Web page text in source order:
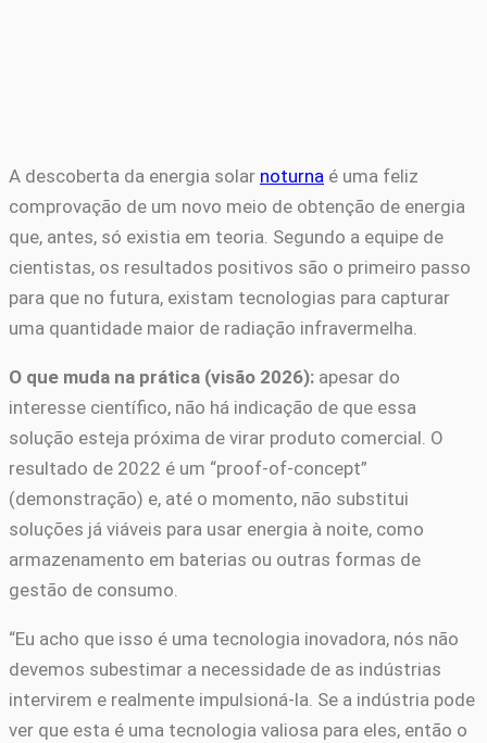
A descoberta da energia solar noturna é uma feliz
comprovação de um novo meio de obtenção de energia
que, antes, só existia em teoria. Segundo a equipe de
cientistas, os resultados positivos são o primeiro passo
para que no futura, existam tecnologias para capturar
uma quantidade maior de radiação infravermelha.
O que muda na prática (visão 2026): apesar do
interesse científico, não há indicação de que essa
solução esteja próxima de virar produto comercial. O
resultado de 2022 é um “proof-of-concept”
(demonstração) e, até o momento, não substitui
soluções já viáveis para usar energia à noite, como
armazenamento em baterias ou outras formas de
gestão de consumo.
“Eu acho que isso é uma tecnologia inovadora, nós não
devemos subestimar a necessidade de as indústrias
intervirem e realmente impulsioná-la. Se a indústria pode
ver que esta é uma tecnologia valiosa para eles, então o